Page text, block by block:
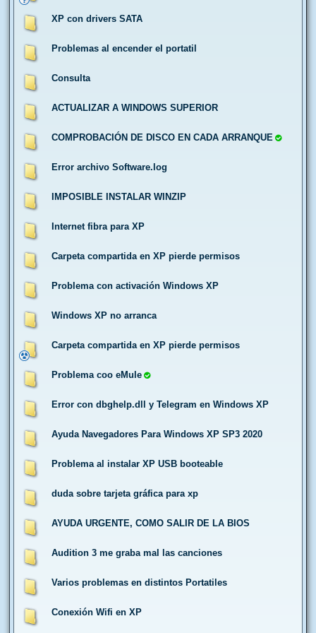
XP con drivers SATA
Problemas al encender el portatil
Consulta
ACTUALIZAR A WINDOWS SUPERIOR
COMPROBACIÓN DE DISCO EN CADA ARRANQUE
Error archivo Software.log
IMPOSIBLE INSTALAR WINZIP
Internet fibra para XP
Carpeta compartida en XP pierde permisos
Problema con activación Windows XP
Windows XP no arranca
Carpeta compartida en XP pierde permisos
Problema coo eMule
Error con dbghelp.dll y Telegram en Windows XP
Ayuda Navegadores Para Windows XP SP3 2020
Problema al instalar XP USB booteable
duda sobre tarjeta gráfica para xp
AYUDA URGENTE, COMO SALIR DE LA BIOS
Audition 3 me graba mal las canciones
Varios problemas en distintos Portatiles
Conexión Wifi en XP